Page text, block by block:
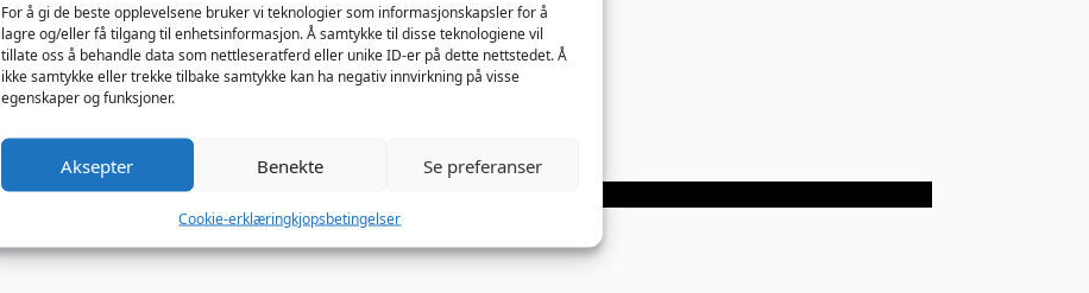
For å gi de beste opplevelsene bruker vi teknologier som informasjonskapsler for å
lagre og/eller få tilgang til enhetsinformasjon. Å samtykke til disse teknologiene vil
tillate oss å behandle data som nettleseratferd eller unike ID-er på dette nettstedet. Å
ikke samtykke eller trekke tilbake samtykke kan ha negativ innvirkning på visse
egenskaper og funksjoner.
Aksepter Benekte Se preferanser
Cookie-erklæringkjopsbetingelser
pdf fil (navn) les mer her